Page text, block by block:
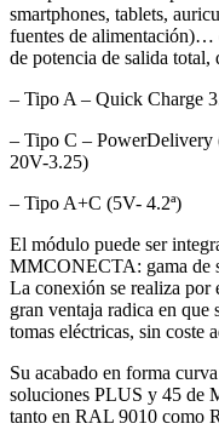
smartphones, tablets,
fuentes de alimentación)…
de potencia de salida total,
– Tipo A – Quick Charge
– Tipo C –
20V-3.25)
– Tipo A+C (5V- 4.2ª)
El módulo puede ser
MMCONECTA: gama de
La conexión se realiza por
gran ventaja radica en que
tomas eléctricas, sin coste
Su acabado en forma
soluciones PLUS y 45 de
tanto en RAL 9010 como